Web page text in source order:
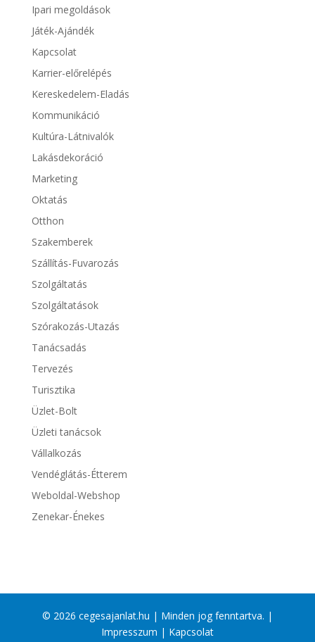
Ipari megoldások
Játék-Ajándék
Kapcsolat
Karrier-előrelépés
Kereskedelem-Eladás
Kommunikáció
Kultúra-Látnivalók
Lakásdekoráció
Marketing
Oktatás
Otthon
Szakemberek
Szállítás-Fuvarozás
Szolgáltatás
Szolgáltatások
Szórakozás-Utazás
Tanácsadás
Tervezés
Turisztika
Üzlet-Bolt
Üzleti tanácsok
Vállalkozás
Vendéglátás-Étterem
Weboldal-Webshop
Zenekar-Énekes
© 2026 cegesajanlat.hu | Minden jog fenntartva. |
Impresszum | Kapcsolat